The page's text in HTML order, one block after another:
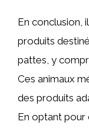
En conclusion,
produits
pattes, y
Ces animaux
des produits
En optant pour